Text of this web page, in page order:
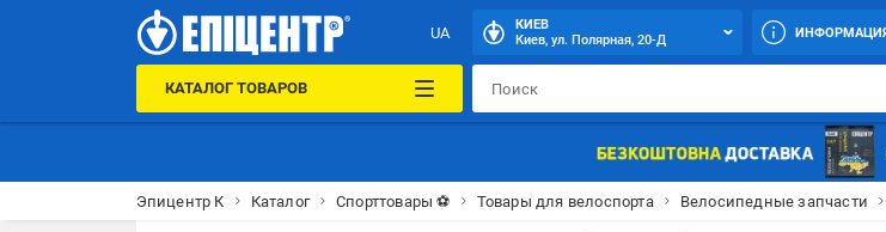
UA
КИЕВ
Киев, ул. Полярная, 20-Д
КАТАЛОГ ТОВАРОВ
Эпицентр К Каталог Спорттовары ⚽ Товары для велоспорта Велосипедные запчасти